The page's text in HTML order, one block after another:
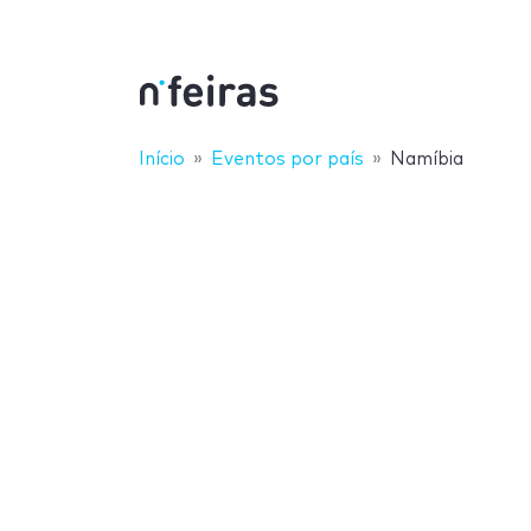
Início Eventos por país Namíbia